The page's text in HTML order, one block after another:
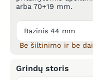
arba 70+19 mm.
Be šiltinimo ir be
Grindų storis